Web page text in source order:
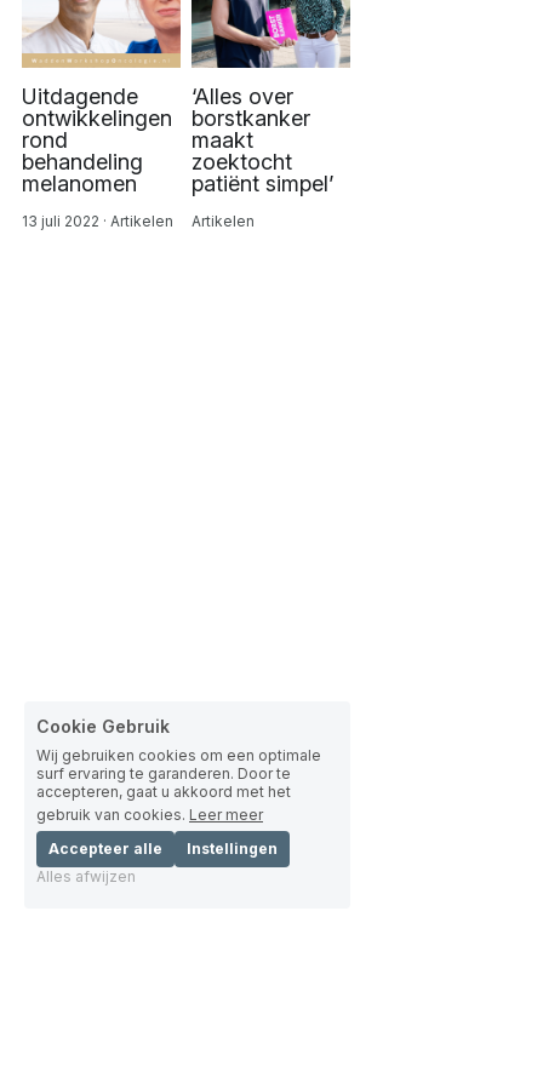
Uitdagende
ontwikkelingen
rond
behandeling
melanomen
13 juli 2022 · Artikelen
‘Alles over
borstkanker
maakt
zoektocht
patiënt simpel’
Artikelen
Cookie Gebruik
Wij gebruiken cookies om een optimale
surf ervaring te garanderen. Door te
accepteren, gaat u akkoord met het
gebruik van cookies. Leer meer
Accepteer alle
Instellingen
Alles afwijzen